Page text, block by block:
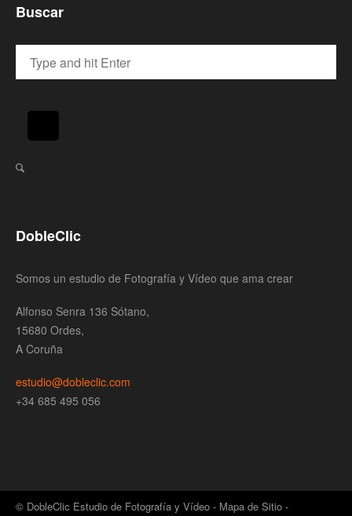
Buscar
DobleClic
Somos un estudio de Fotografía y Vídeo que ama crear
Alfonso Senra 136 Sótano,
15680 Ordes,
A Coruña
estudio@dobleclic.com
+34 685 495 056
© DobleClic Estudio de Fotografía y Vídeo - Mapa de Sitio -